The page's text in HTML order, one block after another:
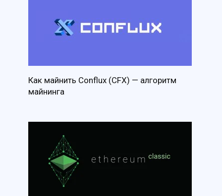
Как майнить Conflux (CFX) — алгоритм
майнинга